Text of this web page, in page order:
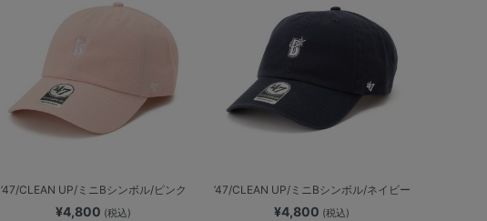
’47/CLEAN UP/ミニBシンボル/ピンク
¥4,800 (税込)
’47/CLEAN UP/ミニBシンボル/ネイビー
¥4,800 (税込)